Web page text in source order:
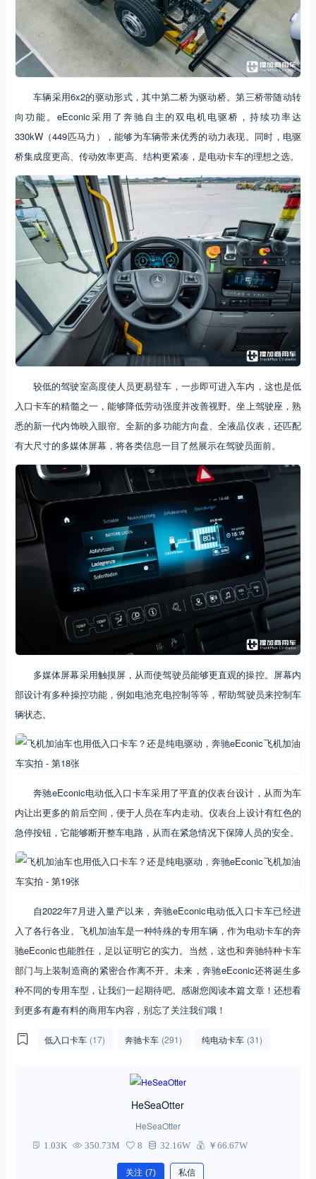
车辆采用6x2的驱动形式，其中第二桥为驱动桥。第三桥带随动转
向功能。eEconic采用了奔驰自主的双电机电驱桥，持续功率达
330kW（449匹马力），能够为车辆带来优秀的动力表现。同时，电驱
桥集成度更高、传动效率更高、结构更紧凑，是电动卡车的理想之选。
较低的驾驶室高度使人员更易登车，一步即可进入车内，这也是低
入口卡车的精髓之一，能够降低劳动强度并改善视野。坐上驾驶座，熟
悉的新一代内饰映入眼帘。全新的多功能方向盘、全液晶仪表，还匹配
有大尺寸的多媒体屏幕，将各类信息一目了然展示在驾驶员面前。
多媒体屏幕采用触摸屏，从而使驾驶员能够更直观的操控。屏幕内
部设计有多种操控功能，例如电池充电控制等等，帮助驾驶员来控制车
辆状态。
奔驰eEconic电动低入口卡车采用了平直的仪表台设计，从而为车
内让出更多的前后空间，便于人员在车内走动。仪表台上设计有红色的
急停按钮，它能够断开整车电路，从而在紧急情况下保障人员的安全。
自2022年7月进入量产以来，奔驰eEconic电动低入口卡车已经进
入了各行各业。飞机加油车是一种特殊的专用车辆，作为电动卡车的奔
驰eEconic也能胜任，足以证明它的实力。当然，这也和奔驰特种卡车
部门与上装制造商的紧密合作离不开。未来，奔驰eEconic还将诞生多
种不同的专用车型，让我们一起期待吧。感谢您阅读本篇文章！还想看
到更多有趣有料的商用车内容，别忘了关注我们哦！
低入口卡车 (17) 奔驰卡车 (291) 纯电动卡车 (31)
HeSeaOtter
HeSeaOtter
1.03K 350.73M 8 32.16W ￥66.67W
关注 (7) 私信